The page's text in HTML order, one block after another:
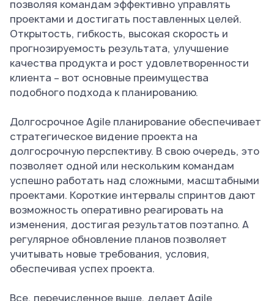
позволяя командам эффективно управлять
проектами и достигать поставленных целей.
Открытость, гибкость, высокая скорость и
прогнозируемость результата, улучшение
качества продукта и рост удовлетворенности
клиента – вот основные преимущества
подобного подхода к планированию.
Долгосрочное Agile планирование обеспечивает
стратегическое видение проекта на
долгосрочную перспективу. В свою очередь, это
позволяет одной или нескольким командам
успешно работать над сложными, масштабными
проектами. Короткие интервалы спринтов дают
возможность оперативно реагировать на
изменения, достигая результатов поэтапно. А
регулярное обновление планов позволяет
учитывать новые требования, условия,
обеспечивая успех проекта.
Все, перечисленное выше, делает Agile